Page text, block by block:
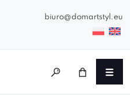
biuro@domartstyl.eu